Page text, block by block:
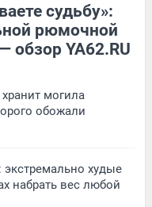
судьбу»:
рюмочной
обзор YA62.RU
могила
обожали
худые
набрать вес любой